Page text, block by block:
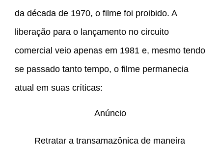
da década de 1970, o filme foi proibido. A
liberação para o lançamento no circuito
comercial veio apenas em 1981 e, mesmo tendo
se passado tanto tempo, o filme permanecia
atual em suas críticas:
Anúncio
Retratar a transamazônica de maneira